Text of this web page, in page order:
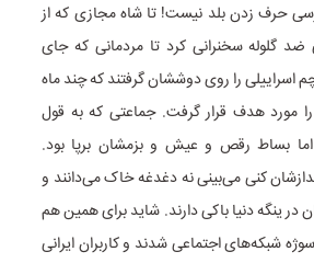
حرف زدن بلد نیست! تا شاه مجازی که از
سخنرانی کرد تا مردمانی که جای
اسراییلی را روی دوششان گرفتند که چند ماه
هدف قرار گرفت. جماعتی که به قول
اما بساط رقص و عیش و بزمشان برپا بود.
کنی می‌بینی نه دغدغه خاک می‌دانند و
در ینگه دنیا باکی دارند. شاید برای همین هم
شبکه‌های اجتماعی شدند و کاربران ایرانی